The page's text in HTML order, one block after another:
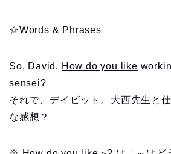
☆Words & Phrases
So, David. How do you like
sensei?
それで、デイビット。大西先生と
な感想？